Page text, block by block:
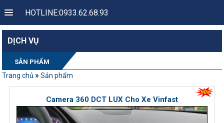
HOTLINE:0933.62.68.93
DỊCH VỤ
SẢN PHẨM
Trang chủ » Sản phẩm
Camera 360 DCT LUX Cho Xe Vinfast